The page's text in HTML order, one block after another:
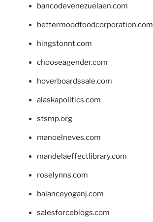
bancodevenezuelaen.com
bettermoodfoodcorporation.com
hingstonnt.com
chooseagender.com
hoverboardssale.com
alaskapolitics.com
stsmp.org
manoelneves.com
mandelaeffectlibrary.com
roselynns.com
balanceyoganj.com
salesforceblogs.com